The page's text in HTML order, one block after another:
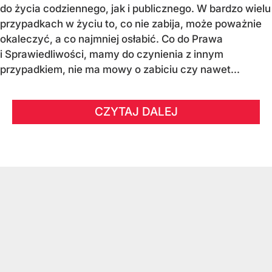
do życia codziennego, jak i publicznego. W bardzo wielu
przypadkach w życiu to, co nie zabija, może poważnie
okaleczyć, a co najmniej osłabić. Co do Prawa
i Sprawiedliwości, mamy do czynienia z innym
przypadkiem, nie ma mowy o zabiciu czy nawet...
CZYTAJ DALEJ